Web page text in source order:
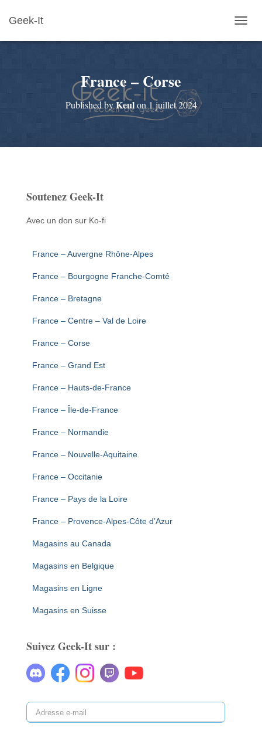
Geek-It
U
France – Corse
Published byKeulon1 juillet 2024
Soutenez Geek-It
Avec un don sur Ko-fi
France – Auvergne Rhône-Alpes
France – Bourgogne Franche-Comté
France – Bretagne
France – Centre – Val de Loire
France – Corse
France – Grand Est
France – Hauts-de-France
France – Île-de-France
France – Normandie
France – Nouvelle-Aquitaine
France – Occitanie
France – Pays de la Loire
France – Provence-Alpes-Côte d’Azur
Magasins au Canada
Magasins en Belgique
Magasins en Ligne
Magasins en Suisse
Suivez Geek-It sur :